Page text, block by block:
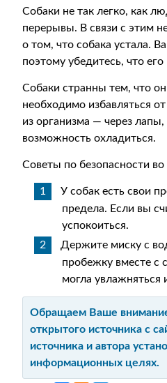
Собаки не так легко, как
перерывы. В связи с этим
о том, что собака устала.
поэтому убедитесь, что
Собаки странны тем, что
необходимо избавляться
из организма — через
возможность охладиться.
Советы по безопасности
У собак есть свои
предела. Если вы
успокоиться.
Держите миску с
пробежку вместе с
могла увлажняться
Обращаем Ваше
открытого источника с
источника и автора
информационных целях.